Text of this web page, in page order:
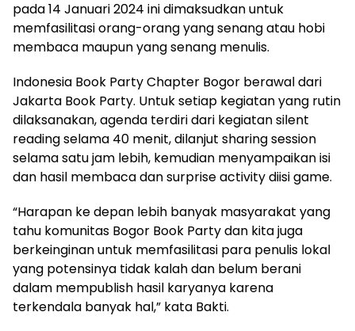
pada 14 Januari 2024 ini dimaksudkan untuk
memfasilitasi orang-orang yang senang atau hobi
membaca maupun yang senang menulis.
Indonesia Book Party Chapter Bogor berawal dari
Jakarta Book Party. Untuk setiap kegiatan yang rutin
dilaksanakan, agenda terdiri dari kegiatan silent
reading selama 40 menit, dilanjut sharing session
selama satu jam lebih, kemudian menyampaikan isi
dan hasil membaca dan surprise activity diisi game.
“Harapan ke depan lebih banyak masyarakat yang
tahu komunitas Bogor Book Party dan kita juga
berkeinginan untuk memfasilitasi para penulis lokal
yang potensinya tidak kalah dan belum berani
dalam mempublish hasil karyanya karena
terkendala banyak hal,” kata Bakti.